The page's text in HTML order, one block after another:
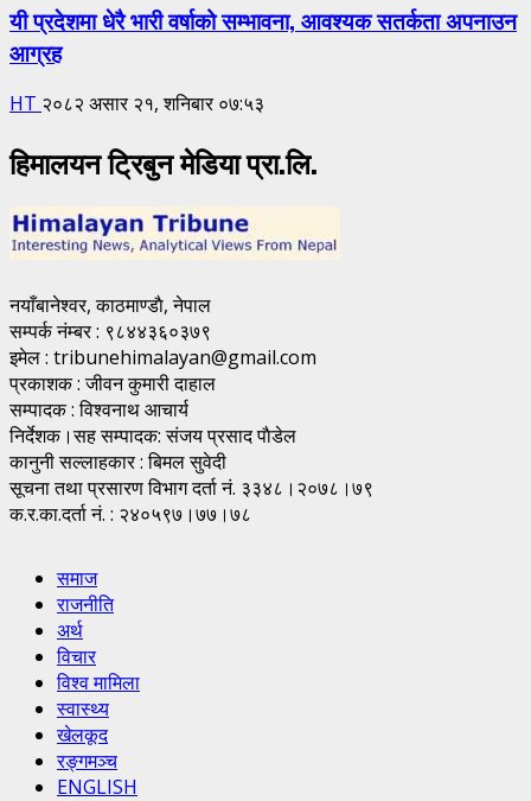
यी प्रदेशमा धेरै भारी वर्षाको सम्भावना, आवश्यक सतर्कता अपनाउन
आग्रह
HT २०८२ असार २१, शनिबार ०७:५३
हिमालयन ट्रिबुन मेडिया प्रा.लि.
नयाँबानेश्वर, काठमाण्डाै, नेपाल
सम्पर्क नंम्बर : ९८४४३६०३७९
इमेल : tribunehimalayan@gmail.com
प्रकाशक : जीवन कुमारी दाहाल
सम्पादक : विश्वनाथ आचार्य
निर्देशक।सह सम्पादक: संजय प्रसाद पाैडेल
कानुनी सल्लाहकार : बिमल सुवेदी
सूचना तथा प्रसारण विभाग दर्ता नं. ३३४८।२०७८।७९
क.र.का.दर्ता नं. : २४०५९७।७७।७८
समाज
राजनीति
अर्थ
विचार
विश्व मामिला
स्वास्थ्य
खेलकूद
रङ्गमञ्च
ENGLISH